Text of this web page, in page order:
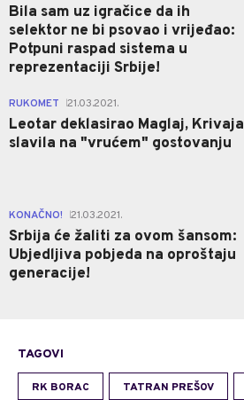
Bila sam uz igračice da ih
selektor ne bi psovao i vrijeđao:
Potpuni raspad sistema u
reprezentaciji Srbije!
RUKOMET 21.03.2021.
Leotar deklasirao Maglaj, Krivaja
slavila na "vrućem" gostovanju
KONAČNO! 21.03.2021.
Srbija će žaliti za ovom šansom:
Ubjedljiva pobjeda na oproštaju
generacije!
TAGOVI
RK BORAC TATRAN PREŠOV